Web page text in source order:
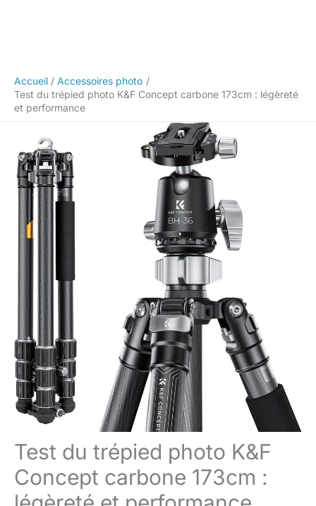
Accueil
Accessoires photo
Test du trépied photo K&F Concept carbone 173cm : légèreté
et performance
Test du trépied photo K&F
Concept carbone 173cm :